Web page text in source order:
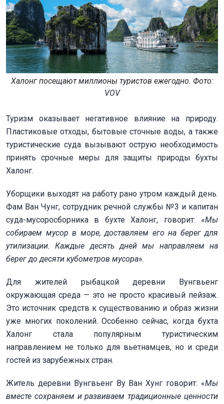
Халонг посещают миллионы туристов ежегодно. Фото:
VOV
Туризм оказывает негативное влияние на природу.
Пластиковые отходы, бытовые сточные воды, а также
туристические суда вызывают острую необходимость
принять срочные меры для защиты природы бухты
Халонг.
Уборщики выходят на работу рано утром каждый день.
Фам Ван Чунг, сотрудник речной службы №3 и капитан
суда-мусоросборника в бухте Халонг, говорит: «Мы
собираем мусор в море, доставляем его на берег для
утилизации. Каждые десять дней мы направляем на
берег до десяти кубометров мусора».
Для жителей рыбацкой деревни Вунгвьенг
окружающая среда — это не просто красивый пейзаж.
Это источник средств к существованию и образ жизни
уже многих поколений. Особенно сейчас, когда бухта
Халонг стала популярным туристическим
направлением не только для вьетнамцев, но и среди
гостей из зарубежных стран.
Житель деревни Вунгвьенг Ву Ван Хунг говорит: «Мы
вместе сохраняем и развиваем традиционные ценности